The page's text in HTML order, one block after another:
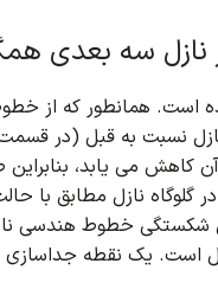
سه بعدی
است. همانطور که از
نازل نسبت به قبل (در
کاهش می یابد،
گلوگاه نازل مطابق با
شکستگی خطوط هندسی
است. یک نقطه جداسازی